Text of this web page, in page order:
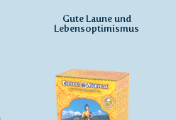
Gute Laune und
Lebensoptimismus